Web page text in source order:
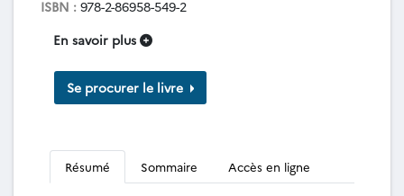
ISBN : 978-2-86958-549-2
En savoir plus
Se procurer le livre
Résumé Sommaire Accès en ligne